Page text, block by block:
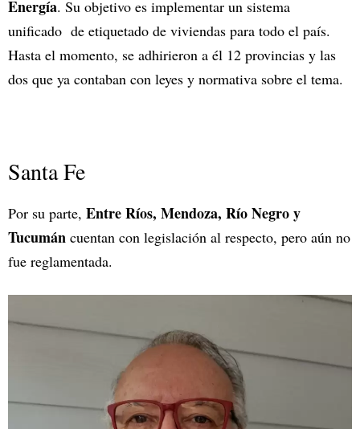
Energía. Su objetivo es implementar un sistema
unificado de etiquetado de viviendas para todo el país.
Hasta el momento, se adhirieron a él 12 provincias y las
dos que ya contaban con leyes y normativa sobre el tema.
Santa Fe
Por su parte, Entre Ríos, Mendoza, Río Negro y
Tucumán cuentan con legislación al respecto, pero aún no
fue reglamentada.